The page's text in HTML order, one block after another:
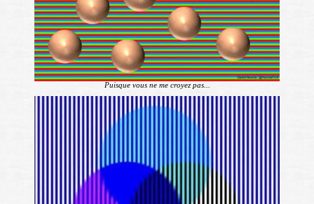
Puisque vous ne me croyez pas...